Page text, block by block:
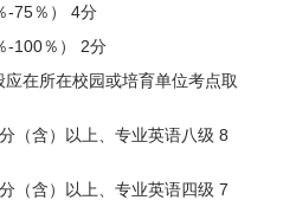
-75％） 4分
-100％） 2分
在所在校园或培育单位考点取
（含）以上、专业英语八级 8
（含）以上、专业英语四级 7